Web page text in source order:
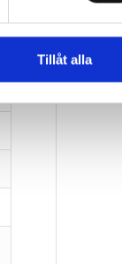
Tillåt alla